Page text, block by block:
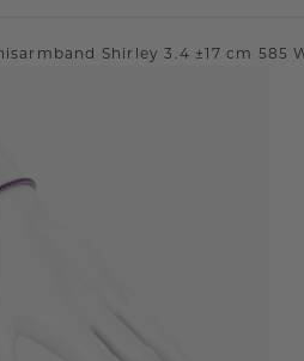
Shirley 3.4 ±17 cm 585